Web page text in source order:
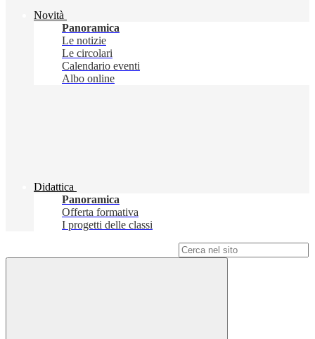
Novità
Panoramica
Le notizie
Le circolari
Calendario eventi
Albo online
Didattica
Panoramica
Offerta formativa
I progetti delle classi